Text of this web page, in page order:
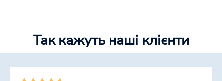
Так кажуть наші клієнти